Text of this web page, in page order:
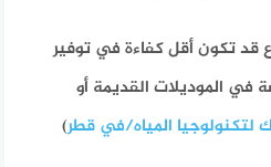
قد تكون أقل كفاءة في توفير
في الموديلات القديمة أو
لتكنولوجيا المياه/في قطر)